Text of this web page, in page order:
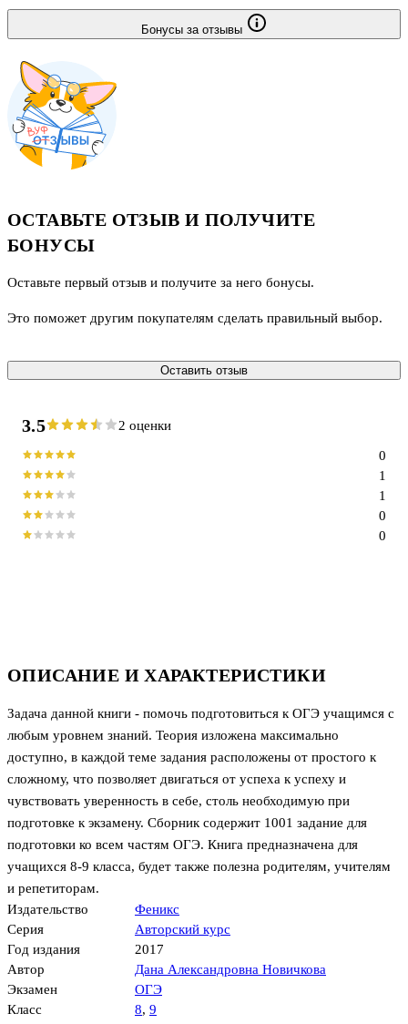
ОПИСАНИЕ И ХАРАКТЕРИСТИКИ
Задача данной книги - помочь подготовиться к ОГЭ учащимся с
любым уровнем знаний. Теория изложена максимально
доступно, в каждой теме задания расположены от простого к
сложному, что позволяет двигаться от успеха к успеху и
чувствовать уверенность в себе, столь необходимую при
подготовке к экзамену. Сборник содержит 1001 задание для
подготовки ко всем частям ОГЭ. Книга предназначена для
учащихся 8-9 класса, будет также полезна родителям, учителям
и репетиторам.
Издательство
Феникс
Серия
Авторский курс
Год издания
2017
Автор
Дана Александровна Новичкова
Экзамен
ОГЭ
Класс
8, 9
Бонусы за отзывы
ОСТАВЬТЕ ОТЗЫВ И ПОЛУЧИТЕ
БОНУСЫ
Оставьте первый отзыв и получите за него бонусы.
Это поможет другим покупателям сделать правильный выбор.
Оставить отзыв
3.5 2 оценки
0
0
1
1
0